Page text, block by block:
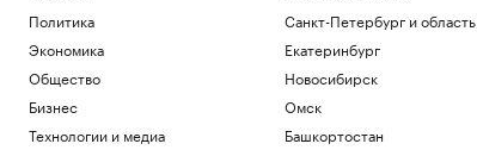
Политика
Экономика
Общество
Бизнес
Технологии и медиа
Санкт-Петербург и область
Екатеринбург
Новосибирск
Омск
Башкортостан